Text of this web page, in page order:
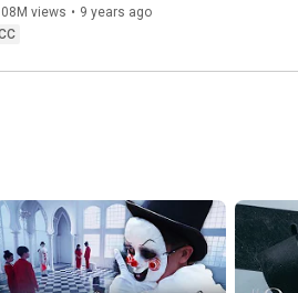
views • 9 years ago